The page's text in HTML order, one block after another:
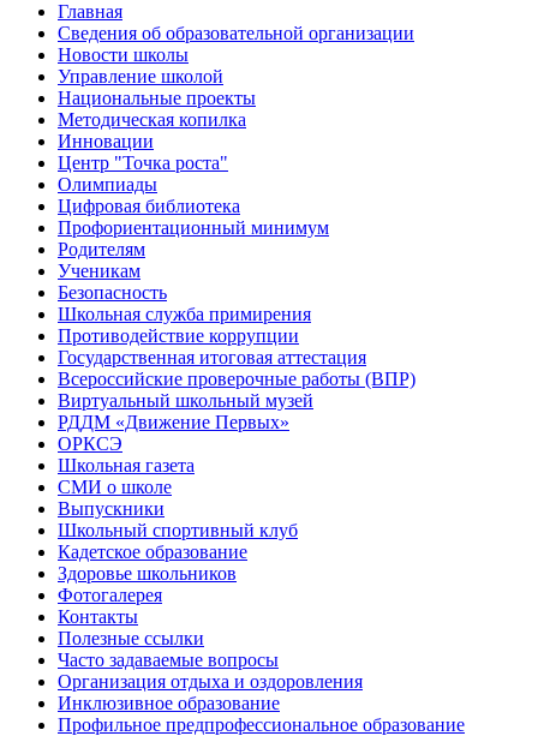
Главная
Сведения об образовательной организации
Новости школы
Управление школой
Национальные проекты
Методическая копилка
Инновации
Центр "Точка роста"
Олимпиады
Цифровая библиотека
Профориентационный минимум
Родителям
Ученикам
Безопасность
Школьная служба примирения
Противодействие коррупции
Государственная итоговая аттестация
Всероссийские проверочные работы (ВПР)
Виртуальный школьный музей
РДДМ «Движение Первых»
ОРКСЭ
Школьная газета
СМИ о школе
Выпускники
Школьный спортивный клуб
Кадетское образование
Здоровье школьников
Фотогалерея
Контакты
Полезные ссылки
Часто задаваемые вопросы
Организация отдыха и оздоровления
Инклюзивное образование
Профильное предпрофессиональное образование